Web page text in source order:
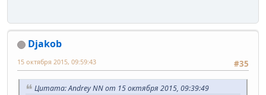
Djakob
#35
15 октября 2015, 09:59:43
Цитата: Andrey NN от 15 октября 2015, 09:39:49